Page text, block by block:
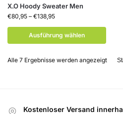
X.O Hoody Sweater Men
€80,95 – €138,95
Ausführung wählen
Alle 7 Ergebnisse werden angezeigt
Kostenloser Versand